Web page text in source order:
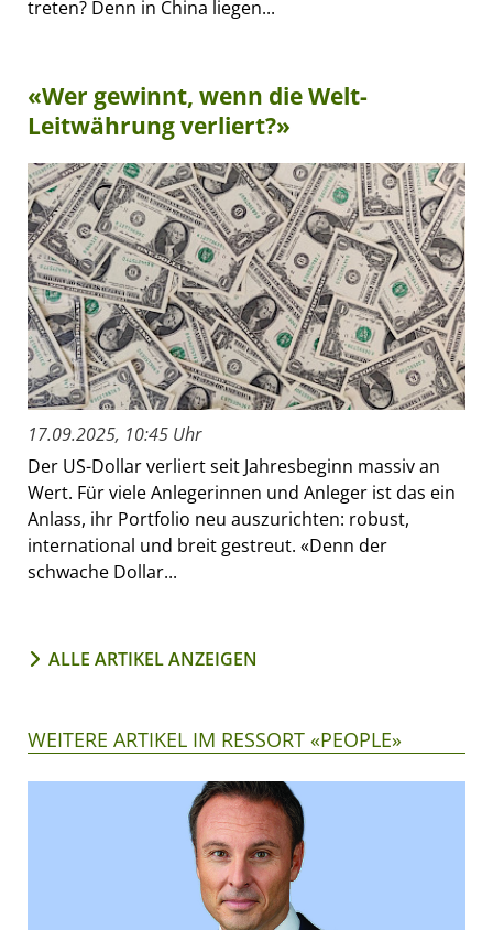
treten? Denn in China liegen...
«Wer gewinnt, wenn die Welt-
Leitwährung verliert?»
17.09.2025, 10:45 Uhr
Der US-Dollar verliert seit Jahresbeginn massiv an
Wert. Für viele Anlegerinnen und Anleger ist das ein
Anlass, ihr Portfolio neu auszurichten: robust,
international und breit gestreut. «Denn der
schwache Dollar...
ALLE ARTIKEL ANZEIGEN
WEITERE ARTIKEL IM RESSORT «PEOPLE»